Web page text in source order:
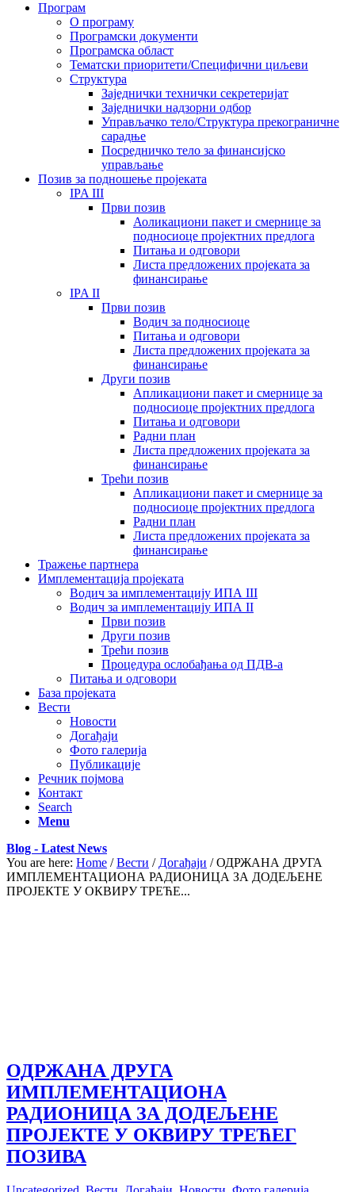
Програм
О програму
Програмски документи
Програмска област
Тематски приоритети/Специфични циљеви
Структура
Заједнички технички секретеријат
Заједнички надзорни одбор
Управљачко тело/Структура прекограничне
сарадње
Посредничко тело за финансијско
управљање
Позив за подношење пројеката
IPA III
Први позив
Аоликациони пакет и смернице за
подносиоце пројектних предлога
Питања и одговори
Листа предложених пројеката за
финансирање
IPA II
Први позив
Водич за подносиоце
Питања и одговори
Листа предложених пројеката за
финансирање
Други позив
Апликациони пакет и смернице за
подносиоце пројектних предлога
Питања и одговори
Радни план
Листа предложених пројеката за
финансирање
Трећи позив
Апликациони пакет и смернице за
подносиоце пројектних предлога
Радни план
Листа предложених пројеката за
финансирање
Тражење партнера
Имплементација пројеката
Водич за имплементацију ИПА III
Водич за имплементацију ИПА II
Први позив
Други позив
Трећи позив
Процедура ослобађања од ПДВ-а
Питања и одговори
База пројеката
Вести
Новости
Догађаји
Фото галерија
Публикације
Речник појмова
Контакт
Search
Menu
Blog - Latest News
You are here: Home / Вести / Догађаји / ОДРЖАНА ДРУГА
ИМПЛЕМЕНТАЦИОНА РАДИОНИЦА ЗА ДОДЕЉЕНЕ
ПРОЈЕКТЕ У ОКВИРУ ТРЕЋЕ...
ОДРЖАНА ДРУГА
ИМПЛЕМЕНТАЦИОНА
РАДИОНИЦА ЗА ДОДЕЉЕНЕ
ПРОЈЕКТЕ У ОКВИРУ ТРЕЋЕГ
ПОЗИВА